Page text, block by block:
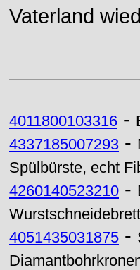
Vaterland
4011800103316 -
4337185007293 -
Spülbürste, echt
4260140523210 -
Wurstschneidebrett
4051435031875 -